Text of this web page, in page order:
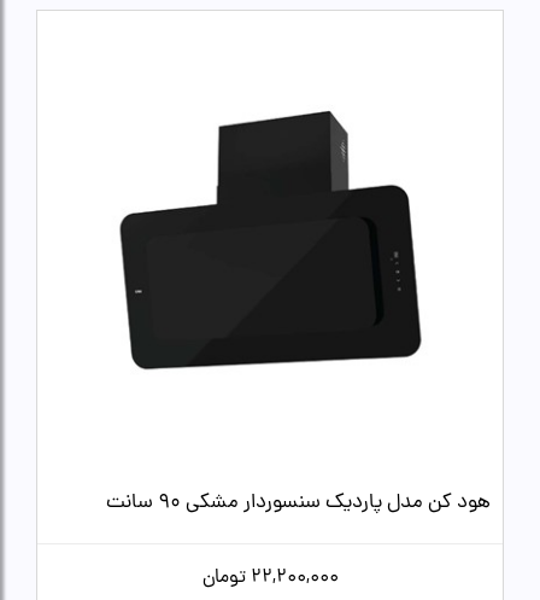
هود کن مدل پاردیک سنسوردار مشکی 90 سانت
22,200,000 تومان